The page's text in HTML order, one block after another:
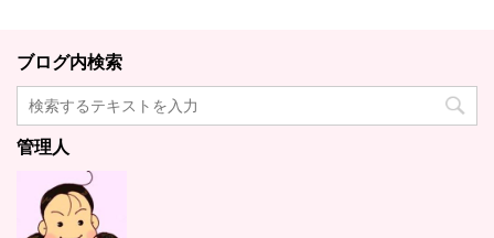
ブログ内検索
管理人